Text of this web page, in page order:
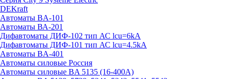
DEKraft
Автоматы BA-101
Автоматы ВА-201
Дифавтоматы ДИФ-102 тип АС lcu=6kA
Дифавтоматы ДИФ-101 тип АС lcu=4.5kA
Автоматы BA-401
Автоматы силовые Россия
Автоматы силовые BA 5135 (16-400А)